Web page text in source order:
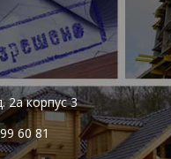
2а корпус 3
60 81